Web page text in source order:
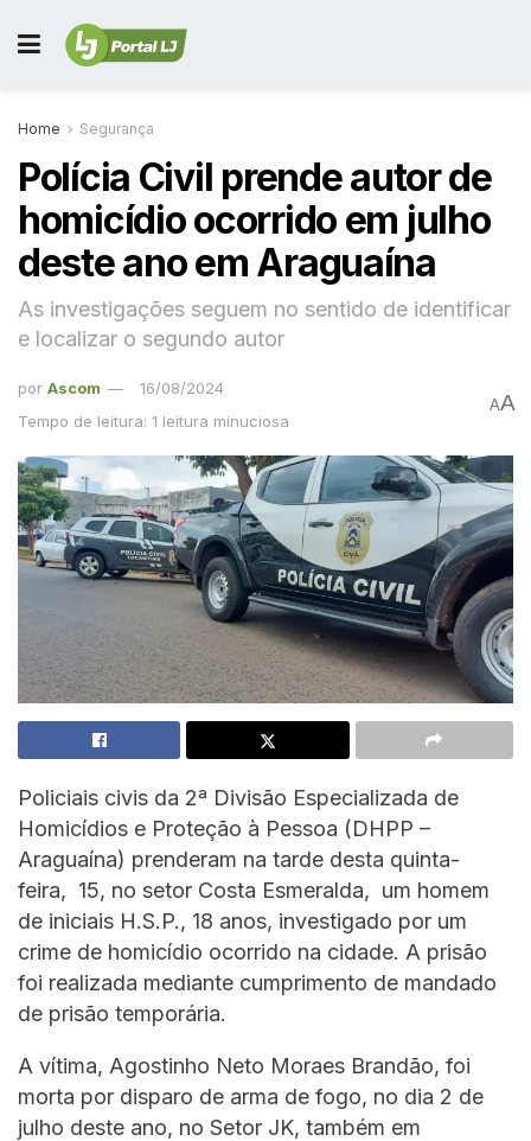
Home Segurança
Polícia Civil prende autor de
homicídio ocorrido em julho
deste ano em Araguaína
As investigações seguem no sentido de identificar
e localizar o segundo autor
por Ascom
16/08/2024
Tempo de leitura: 1 leitura minuciosa
AA
Policiais civis da 2ª Divisão Especializada de
Homicídios e Proteção à Pessoa (DHPP –
Araguaína) prenderam na tarde desta quinta-
feira, 15, no setor Costa Esmeralda, um homem
de iniciais H.S.P., 18 anos, investigado por um
crime de homicídio ocorrido na cidade. A prisão
foi realizada mediante cumprimento de mandado
de prisão temporária.
A vítima, Agostinho Neto Moraes Brandão, foi
morta por disparo de arma de fogo, no dia 2 de
julho deste ano, no Setor JK, também em